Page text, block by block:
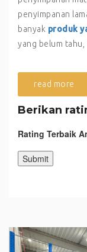
penyimpanan
banyak produk
yang belum tahu,
read more
Berikan
Rating Terbaik